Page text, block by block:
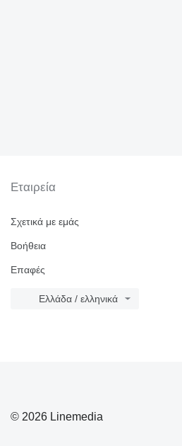
Εταιρεία
Σχετικά με εμάς
Βοήθεια
Επαφές
Ελλάδα / ελληνικά
© 2026 Linemedia